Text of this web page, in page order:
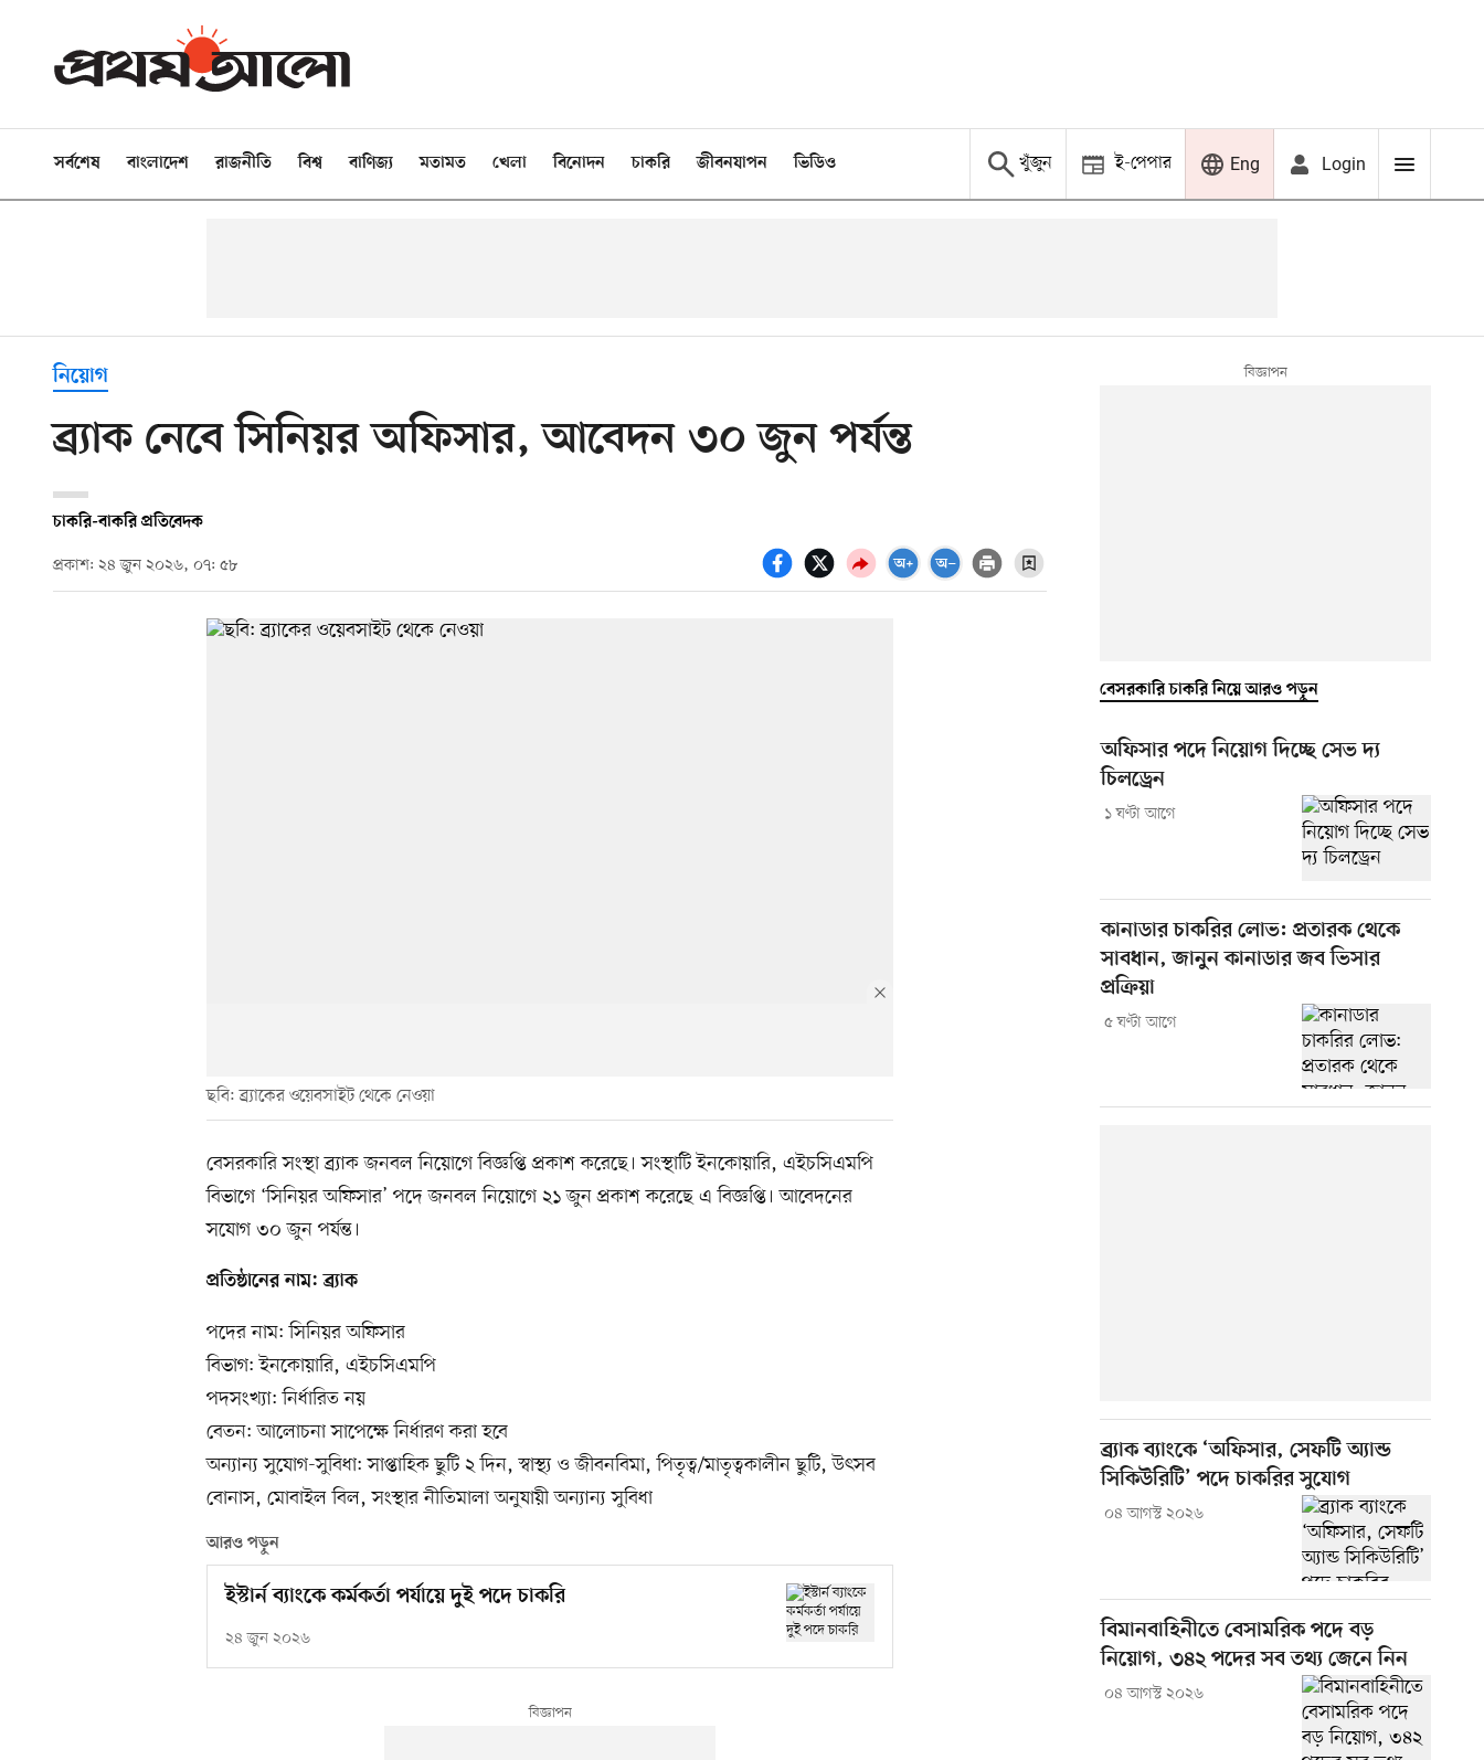
সর্বশেষ বাংলাদেশ রাজনীতি বিশ্ব বাণিজ্য মতামত খেলা বিনোদন চাকরি জীবনযাপন ভিডিও খুঁজুন ই-পেপার Eng Login
নিয়োগ
ব্র্যাক নেবে সিনিয়র অফিসার, আবেদন ৩০ জুন পর্যন্ত
চাকরি-বাকরি প্রতিবেদক
প্রকাশ: ২৪ জুন ২০২৬, ০৭: ৫৮
ছবি: ব্র্যাকের ওয়েবসাইট থেকে নেওয়া
বেসরকারি সংস্থা ব্র্যাক জনবল নিয়োগে বিজ্ঞপ্তি প্রকাশ করেছে। সংস্থাটি ইনকোয়ারি, এইচসিএমপি
বিভাগে ‘সিনিয়র অফিসার’ পদে জনবল নিয়োগে ২১ জুন প্রকাশ করেছে এ বিজ্ঞপ্তি। আবেদনের
সযোগ ৩০ জুন পর্যন্ত।
প্রতিষ্ঠানের নাম: ব্র্যাক
পদের নাম: সিনিয়র অফিসার
বিভাগ: ইনকোয়ারি, এইচসিএমপি
পদসংখ্যা: নির্ধারিত নয়
বেতন: আলোচনা সাপেক্ষে নির্ধারণ করা হবে
অন্যান্য সুযোগ-সুবিধা: সাপ্তাহিক ছুটি ২ দিন, স্বাস্থ্য ও জীবনবিমা, পিতৃত্ব/মাতৃত্বকালীন ছুটি, উৎসব
বোনাস, মোবাইল বিল, সংস্থার নীতিমালা অনুযায়ী অন্যান্য সুবিধা
আরও পড়ুন
ইস্টার্ন ব্যাংকে কর্মকর্তা পর্যায়ে দুই পদে চাকরি
২৪ জুন ২০২৬
বেসরকারি চাকরি নিয়ে আরও পড়ুন
অফিসার পদে নিয়োগ দিচ্ছে সেভ দ্য
চিলড্রেন
১ ঘণ্টা আগে
কানাডার চাকরির লোভ: প্রতারক থেকে
সাবধান, জানুন কানাডার জব ভিসার
প্রক্রিয়া
৫ ঘণ্টা আগে
ব্র্যাক ব্যাংকে ‘অফিসার, সেফটি অ্যান্ড
সিকিউরিটি’ পদে চাকরির সুযোগ
০৪ আগস্ট ২০২৬
বিমানবাহিনীতে বেসামরিক পদে বড়
নিয়োগ, ৩৪২ পদের সব তথ্য জেনে নিন
০৪ আগস্ট ২০২৬